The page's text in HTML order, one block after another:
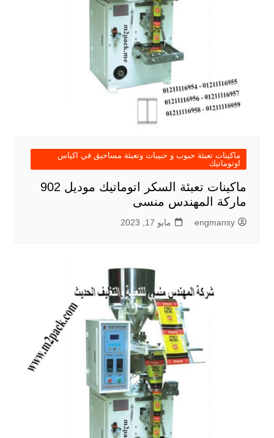
ماكينات تعبئة حبوب و حبيبات وتعبئة مساحيق في اكياس
اوتوماتيك
ماكينات تعبئة السكر اتوماتيك موديل 902
ماركة المهندس منسى
engmansy مايو 17, 2023